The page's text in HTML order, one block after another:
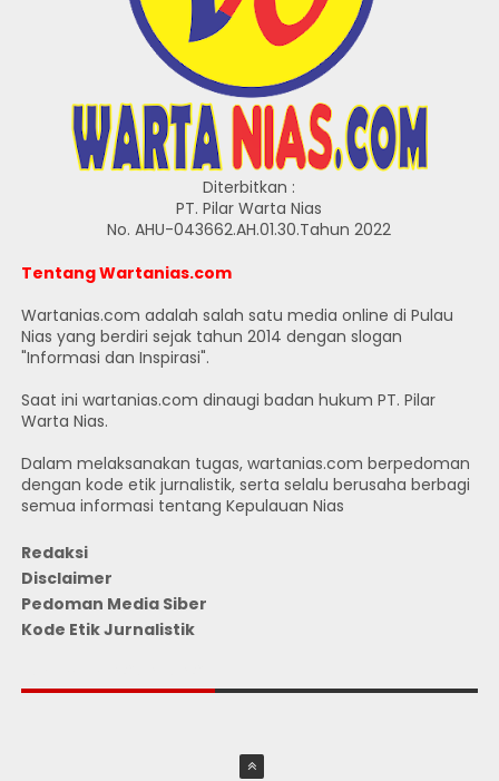
Diterbitkan :
PT. Pilar Warta Nias
No. AHU-043662.AH.01.30.Tahun 2022
Tentang Wartanias.com
Wartanias.com adalah salah satu media online di Pulau
Nias yang berdiri sejak tahun 2014 dengan slogan
"Informasi dan Inspirasi".
Saat ini wartanias.com dinaugi badan hukum PT. Pilar
Warta Nias.
Dalam melaksanakan tugas, wartanias.com berpedoman
dengan kode etik jurnalistik, serta selalu berusaha berbagi
semua informasi tentang Kepulauan Nias
Redaksi
Disclaimer
Pedoman Media Siber
Kode Etik Jurnalistik